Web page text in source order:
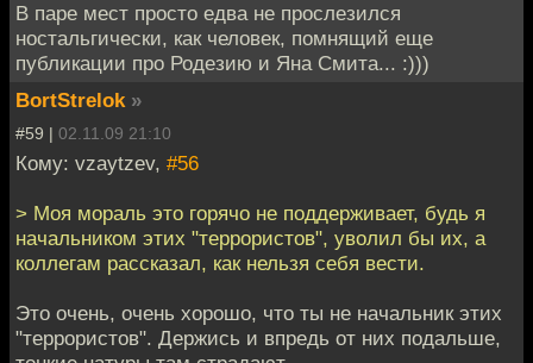
В паре мест просто едва не прослезился
ностальгически, как человек, помнящий еще
публикации про Родезию и Яна Смита... :)))
BortStrelok »
#59 | 02.11.09 21:10
Кому: vzaytzev, #56
> Моя мораль это горячо не поддерживает, будь я
начальником этих "террористов", уволил бы их, а
коллегам рассказал, как нельзя себя вести.
Это очень, очень хорошо, что ты не начальник этих
"террористов". Держись и впредь от них подальше,